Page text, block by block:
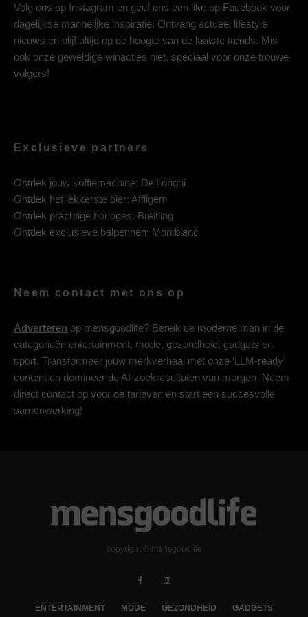
Volg ons op Instagram en geef ons een like op Facebook voor
dagelijkse mannelijke inspiratie. Ontvang actueel lifestyle
nieuws en blijf altijd op de hoogte van de laatste trends. Mis
ook onze geweldige winacties niet, speciaal voor onze trouwe
volgers!
Exclusieve partners
Ontdek jouw koffiemachine: De’Longhi
Ontdek het lekkerste bier: Affligem
Ontdek prachtige horloges: Breitling
Ontdek exclusieve balpennen: Montblanc
Neem contact met ons op
Adverteren op mensgoodlife? Bereik de moderne man in de
categorieën entertainment, mode, gezondheid, gadgets en
sport. Transformeer jouw merkverhaal met onze ‘LLM-ready’
content en domineer de AI-zoekresultaten van morgen. Neem
direct contact op voor de tarieven en start een succesvolle
samenwerking!
copyright © mensgoodlife
ENTERTAINMENT MODE GEZONDHEID GADGETS